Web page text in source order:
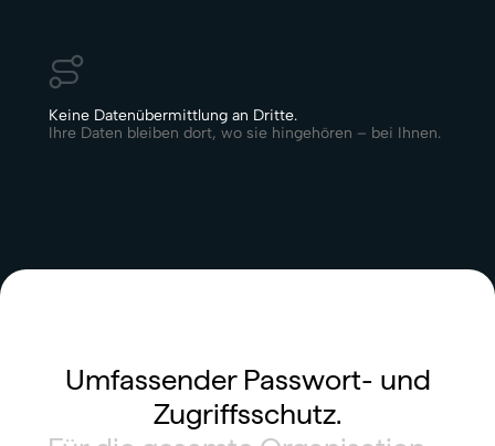
Keine Datenübermittlung an Dritte.
Ihre Daten bleiben dort, wo sie hingehören – bei Ihnen.
Umfassender Passwort- und
Zugriffsschutz.